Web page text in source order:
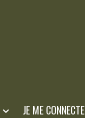
JE ME CONNECTE